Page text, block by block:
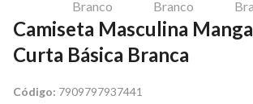
Camiseta Masculina Manga
Curta Básica Branca
Código: 7909797937441